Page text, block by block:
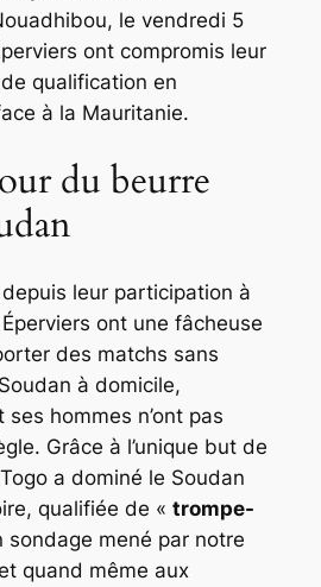
le vendredi 5
ont compromis leur
qualification en
à la Mauritanie.
du beurre
leur participation à
ont une fâcheuse
des matchs sans
à domicile,
hommes n’ont pas
Grâce à l’unique but de
a dominé le Soudan
qualifiée de « trompe-
sondage mené par notre
quand même aux